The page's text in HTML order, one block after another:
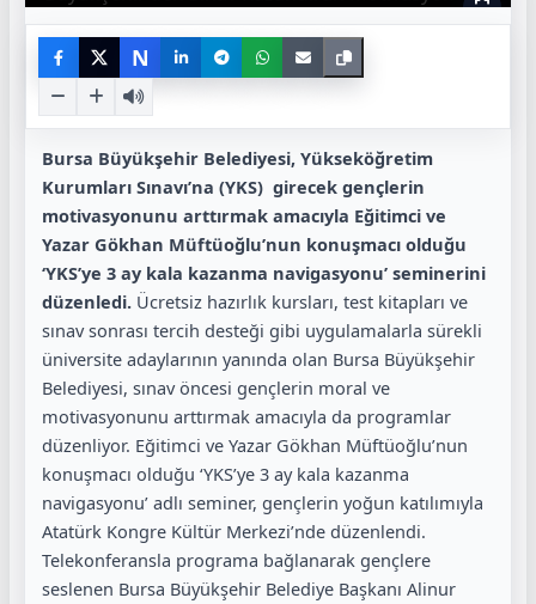
N
Bursa Büyükşehir Belediyesi, Yükseköğretim
Kurumları Sınavı’na (YKS) girecek gençlerin
motivasyonunu arttırmak amacıyla Eğitimci ve
Yazar Gökhan Müftüoğlu’nun konuşmacı olduğu
‘YKS’ye 3 ay kala kazanma navigasyonu’ seminerini
düzenledi. Ücretsiz hazırlık kursları, test kitapları ve
sınav sonrası tercih desteği gibi uygulamalarla sürekli
üniversite adaylarının yanında olan Bursa Büyükşehir
Belediyesi, sınav öncesi gençlerin moral ve
motivasyonunu arttırmak amacıyla da programlar
düzenliyor. Eğitimci ve Yazar Gökhan Müftüoğlu’nun
konuşmacı olduğu ‘YKS’ye 3 ay kala kazanma
navigasyonu’ adlı seminer, gençlerin yoğun katılımıyla
Atatürk Kongre Kültür Merkezi’nde düzenlendi.
Telekonferansla programa bağlanarak gençlere
seslenen Bursa Büyükşehir Belediye Başkanı Alinur